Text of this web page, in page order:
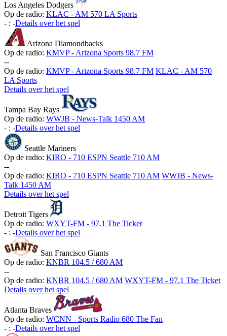
Los Angeles Dodgers
Op de radio: KLAC - AM 570 LA Sports
- : -Details over het spel
Arizona Diamondbacks
Op de radio: KMVP - Arizona Sports 98.7 FM
--
Op de radio: KMVP - Arizona Sports 98.7 FM KLAC - AM 570
LA Sports
Details over het spel
Tampa Bay Rays
Op de radio: WWJB - News-Talk 1450 AM
- : -Details over het spel
Seattle Mariners
Op de radio: KIRO - 710 ESPN Seattle 710 AM
--
Op de radio: KIRO - 710 ESPN Seattle 710 AM WWJB - News-
Talk 1450 AM
Details over het spel
Detroit Tigers
Op de radio: WXYT-FM - 97.1 The Ticket
- : -Details over het spel
San Francisco Giants
Op de radio: KNBR 104.5 / 680 AM
--
Op de radio: KNBR 104.5 / 680 AM WXYT-FM - 97.1 The Ticket
Details over het spel
Atlanta Braves
Op de radio: WCNN - Sports Radio 680 The Fan
- : -Details over het spel